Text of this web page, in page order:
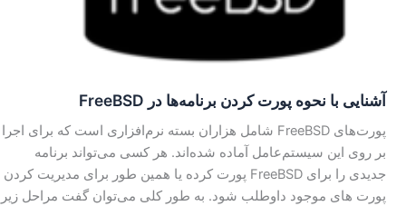
آشنایی با نحوه پورت کردن برنامه‌ها در FreeBSD
پورت‌های FreeBSD شامل هزاران بسته نرم‌افزاری است که برای اجرا
بر روی این سیستم‌عامل آماده شده‌اند. هر کسی می‌تواند برنامه
جدیدی را برای FreeBSD پورت کرده یا همین طور برای مدیریت کردن
پورت های موجود داوطلب شود. به طور کلی می‌توان گفت مراحل زیر